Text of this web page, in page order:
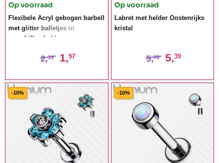
Op voorraad
Flexibele Acryl gebogen barbell
met glitter balletjes in
verschillende kleuren
2,19 1,97
Op voorraad
Labret met helder Oostenrijks
kristal
5,99 5,39
-10% -10%